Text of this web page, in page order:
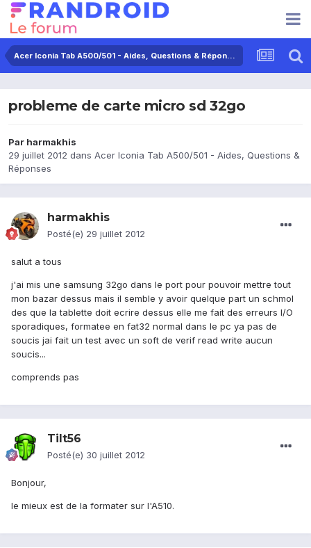
Acer Iconia Tab A500/501 - Aides, Questions & Réponses
probleme de carte micro sd 32go
Par harmakhis
29 juillet 2012 dans Acer Iconia Tab A500/501 - Aides, Questions &
Réponses
harmakhis
Posté(e) 29 juillet 2012
salut a tous
j'ai mis une samsung 32go dans le port pour pouvoir mettre tout
mon bazar dessus mais il semble y avoir quelque part un schmol
des que la tablette doit ecrire dessus elle me fait des erreurs I/O
sporadiques, formatee en fat32 normal dans le pc ya pas de
soucis jai fait un test avec un soft de verif read write aucun
soucis...
comprends pas
Tilt56
Posté(e) 30 juillet 2012
Bonjour,
le mieux est de la formater sur l'A510.